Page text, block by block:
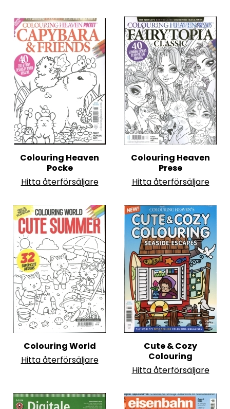
Colouring Heaven
Pocke
Hitta återförsäljare
Colouring Heaven
Prese
Hitta återförsäljare
Colouring World
Hitta återförsäljare
Cute & Cozy
Colouring
Hitta återförsäljare